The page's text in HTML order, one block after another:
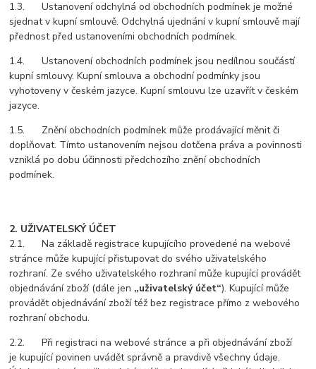
1.3. Ustanovení odchylná od obchodních podmínek je možné
sjednat v kupní smlouvě. Odchylná ujednání v kupní smlouvě mají
přednost před ustanoveními obchodních podmínek.
1.4. Ustanovení obchodních podmínek jsou nedílnou součástí
kupní smlouvy. Kupní smlouva a obchodní podmínky jsou
vyhotoveny v českém jazyce. Kupní smlouvu lze uzavřít v českém
jazyce.
1.5. Znění obchodních podmínek může prodávající měnit či
doplňovat. Tímto ustanovením nejsou dotčena práva a povinnosti
vzniklá po dobu účinnosti předchozího znění obchodních
podmínek.
2. UŽIVATELSKÝ ÚČET
2.1. Na základě registrace kupujícího provedené na webové
stránce může kupující přistupovat do svého uživatelského
rozhraní. Ze svého uživatelského rozhraní může kupující provádět
objednávání zboží (dále jen „uživatelský účet“). Kupující může
provádět objednávání zboží též bez registrace přímo z webového
rozhraní obchodu.
2.2. Při registraci na webové stránce a při objednávání zboží
je kupující povinen uvádět správně a pravdivě všechny údaje.